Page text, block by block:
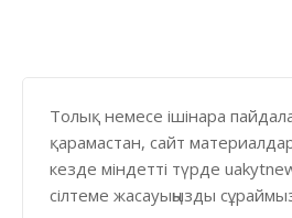
Толық немесе ішінара
қарамастан, сайт
кезде міндетті түрде
сілтеме жасауыңызды